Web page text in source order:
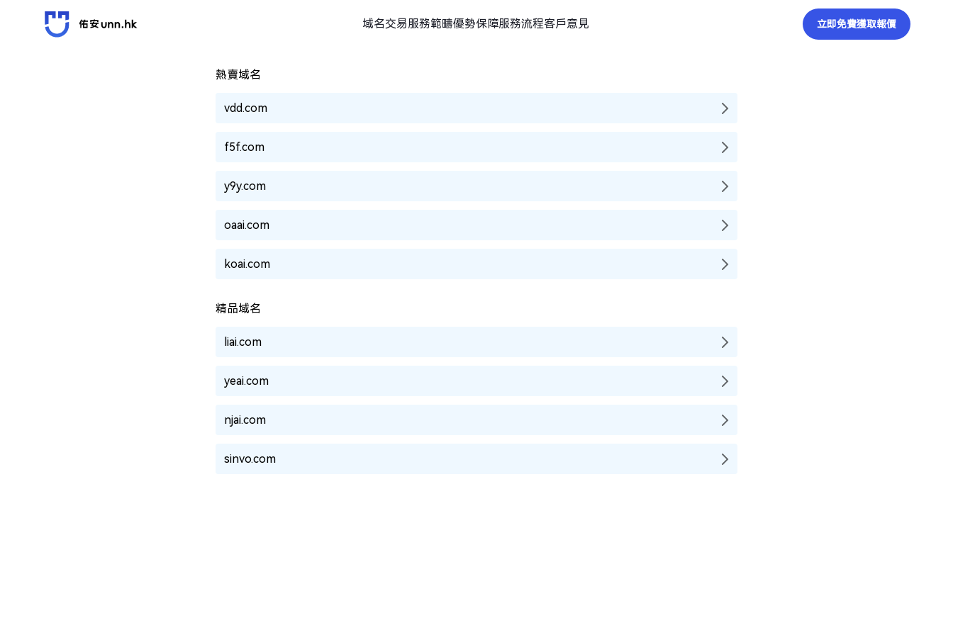
域名交易服務範疇優勢保障服務流程客戶意見 立即免費獲取報價
熱賣域名
vdd.com
f5f.com
y9y.com
oaai.com
koai.com
精品域名
liai.com
yeai.com
njai.com
sinvo.com